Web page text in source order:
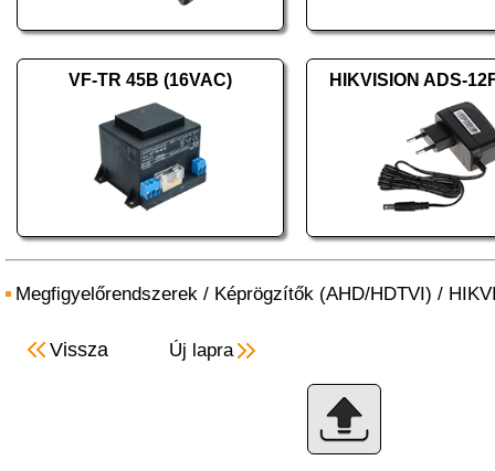
VF-TR 45B (16VAC) HIKVISION ADS-
Megfigyelőrendszerek / Képrögzítők (AHD/HDTVI) /
Vissza Új lapra